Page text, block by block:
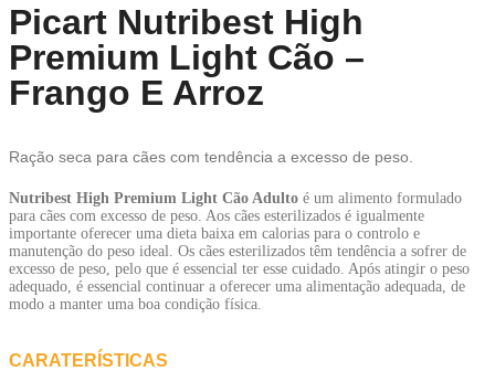
Picart Nutribest High
Premium Light Cão –
Frango E Arroz
Ração seca para cães com tendência a excesso de peso.
Nutribest High Premium Light Cão Adulto é um alimento formulado
para cães com excesso de peso. Aos cães esterilizados é igualmente
importante oferecer uma dieta baixa em calorias para o controlo e
manutenção do peso ideal. Os cães esterilizados têm tendência a sofrer de
excesso de peso, pelo que é essencial ter esse cuidado. Após atingir o peso
adequado, é essencial continuar a oferecer uma alimentação adequada, de
modo a manter uma boa condição física.
CARATERÍSTICAS